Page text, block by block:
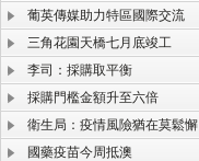
葡英傳媒助力特區國際交流
三角花園天橋七月底竣工
李司：採購取平衡
採購門檻金額升至六倍
衛生局：疫情風險猶在莫鬆懈
國藥疫苗今周抵澳